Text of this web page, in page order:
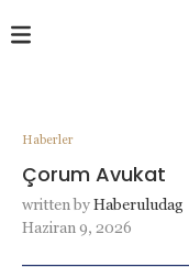
Haberler
Çorum Avukat
written byHaberuludag
Haziran 9, 2026